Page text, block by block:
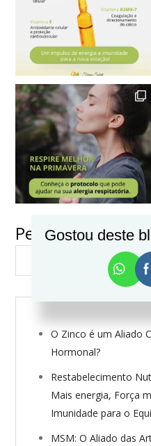
VER MAIS
Pesquisar
O Zinco é um Aliado
Hormonal?
Restabelecimento
Mais energia, Força
Imunidade para o
MSM: O Aliado das
Gostou deste